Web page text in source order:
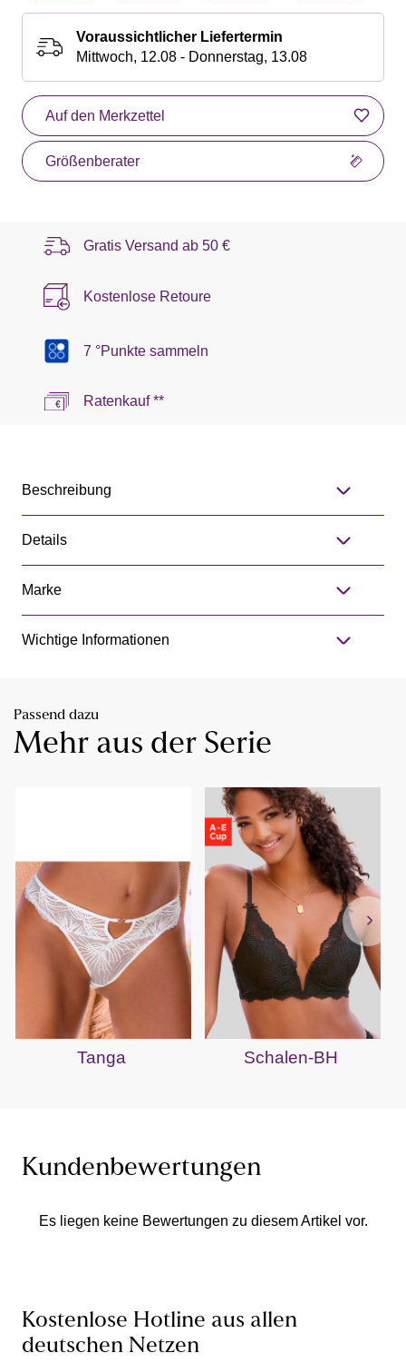
Voraussichtlicher Liefertermin
Mittwoch, 12.08 - Donnerstag, 13.08
Auf den Merkzettel
Größenberater
Gratis Versand ab 50 €
Kostenlose Retoure
7 °Punkte sammeln
Ratenkauf **
Beschreibung
Details
Marke
Wichtige Informationen
Passend dazu
Mehr aus der Serie
Tanga Schalen-BH
Kundenbewertungen
Es liegen keine Bewertungen zu diesem Artikel vor.
Kostenlose Hotline aus allen
deutschen Netzen